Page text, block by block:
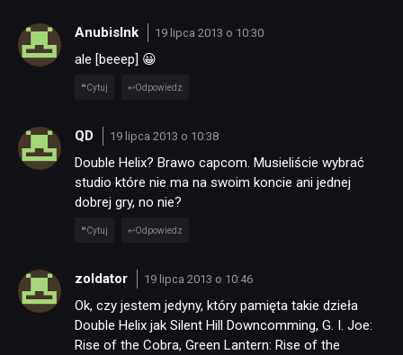
AnubisInk 19 lipca 2013 o 10:30
ale [beeep] 😀
Cytuj Odpowiedz
QD 19 lipca 2013 o 10:38
Double Helix? Brawo capcom. Musieliście wybrać
studio które nie ma na swoim koncie ani jednej
dobrej gry, no nie?
Cytuj Odpowiedz
zoldator 19 lipca 2013 o 10:46
Ok, czy jestem jedyny, który pamięta takie dzieła
Double Helix jak Silent Hill Downcomming, G. I. Joe:
Rise of the Cobra, Green Lantern: Rise of the